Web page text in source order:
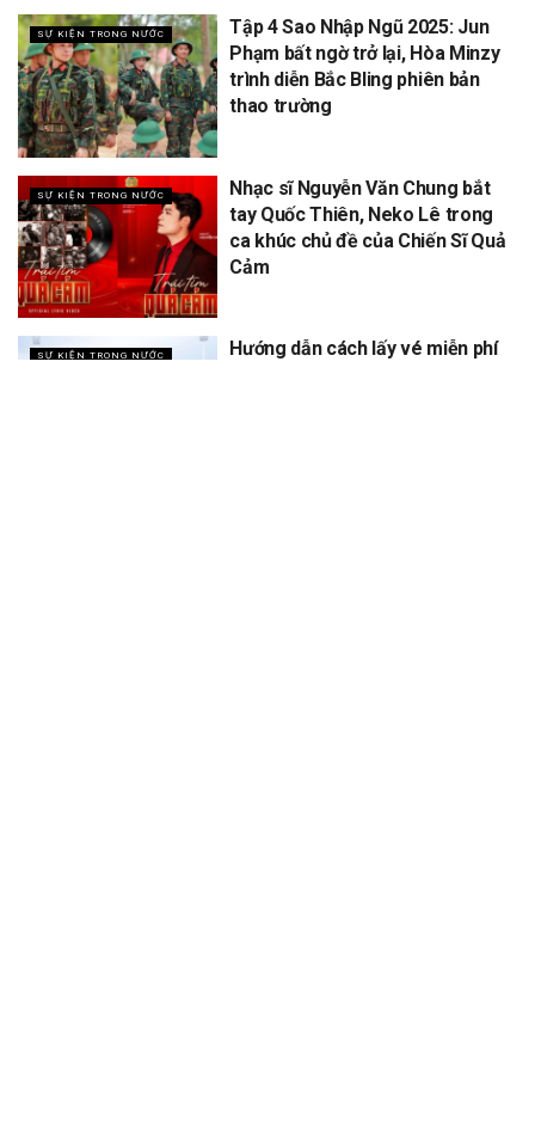
SỰ KIỆN TRONG NƯỚC
Tập 4 Sao Nhập Ngũ 2025: Jun
Phạm bất ngờ trở lại, Hòa Minzy
trình diễn Bắc Bling phiên bản
thao trường
SỰ KIỆN TRONG NƯỚC
Nhạc sĩ Nguyễn Văn Chung bắt
tay Quốc Thiên, Neko Lê trong
ca khúc chủ đề của Chiến Sĩ Quả
Cảm
SỰ KIỆN TRONG NƯỚC
Hướng dẫn cách lấy vé miễn phí